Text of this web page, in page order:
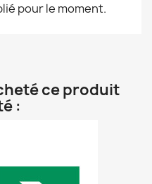
pour le moment.
ce produit
: